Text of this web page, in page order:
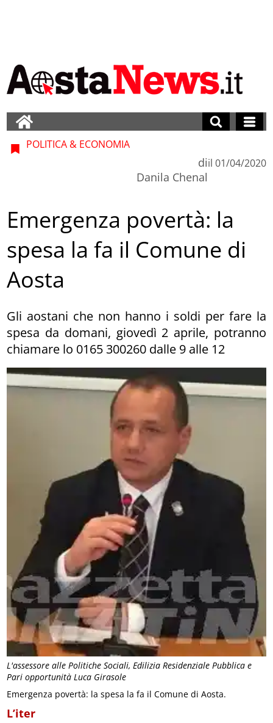
L'assessore alle Politiche Sociali, Edilizia Residenziale Pubblica e
Pari opportunità Luca Girasole
POLITICA & ECONOMIA
di
Danila Chenal
il 01/04/2020
Emergenza povertà: la
spesa la fa il Comune di
Aosta
Gli aostani che non hanno i soldi per fare la
spesa da domani, giovedì 2 aprile, potranno
chiamare lo 0165 300260 dalle 9 alle 12
Emergenza povertà: la spesa la fa il Comune di Aosta.
L’iter